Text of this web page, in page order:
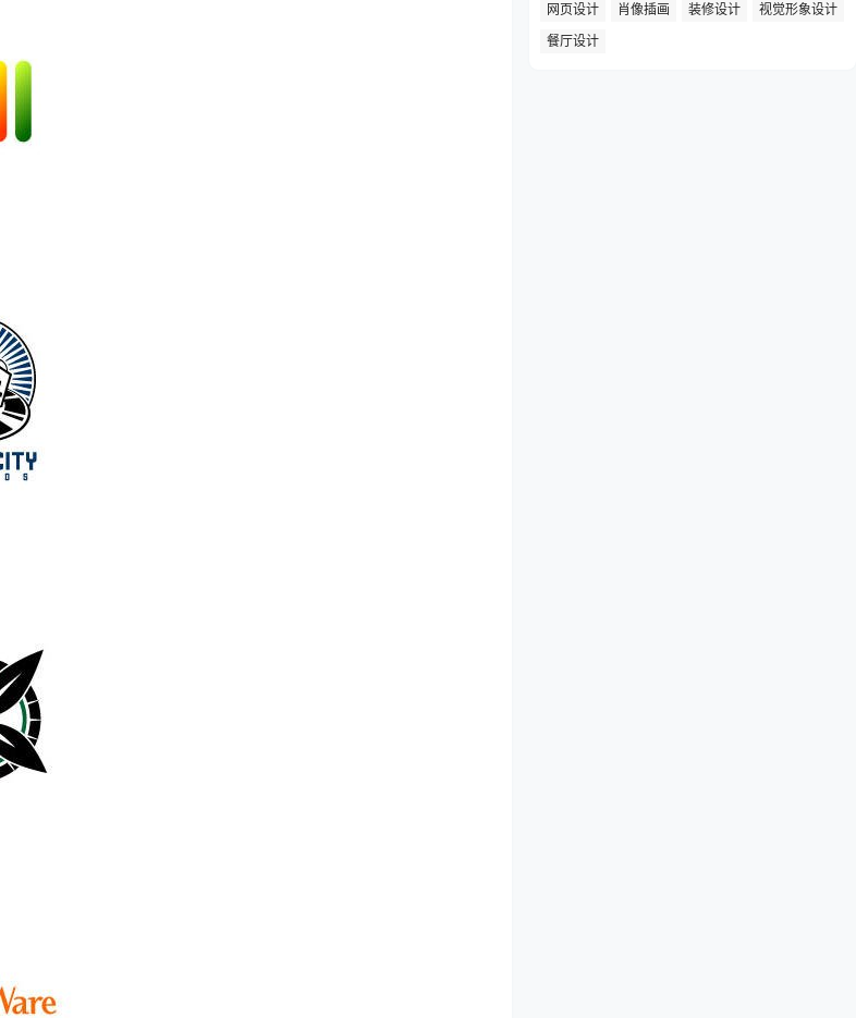
网页设计
肖像插画 装修设计
视觉形象设计
餐厅设计